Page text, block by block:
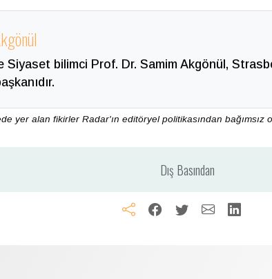
Siyaset bilimci Prof. Dr. Samim Akgönül,
yer alan fikirler Radar'ın editöryel politikasından bağımsız
Dış Basından